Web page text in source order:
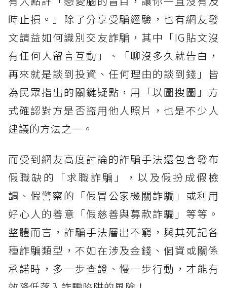
時止損。」除了分享受騙經驗，也有網友發
文請益如何識別交友詐騙，其中「IG貼文沒
有任何人留言互動」、「聊沒多久就告白，
再來就是談到投資、任何理由的談到錢」皆
為民眾指出的關鍵疑點，用「以圖搜圖」方
式確認對方是否盜用他人照片，也是不少人
建議的方法之一。
而受到網友高度討論的詐騙手法還包含發布
假職缺的「求職詐騙」，以及假扮成假檢
調、假警察的「假冒公家機關詐騙」或利用
好心人的善意「假慈善與募款詐騙」等等。
整體而言，詐騙手法層出不窮，與其死記各
種詐騙類型，不如在涉及金錢、個資或關係
承諾時，多一步查證、慢一步行動，才能有